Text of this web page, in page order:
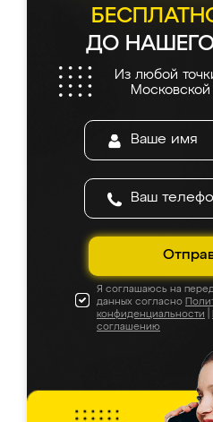
ДО
Из любой
Московской
Я соглашаюсь на
данных согласно
конфиденциальности
соглашению